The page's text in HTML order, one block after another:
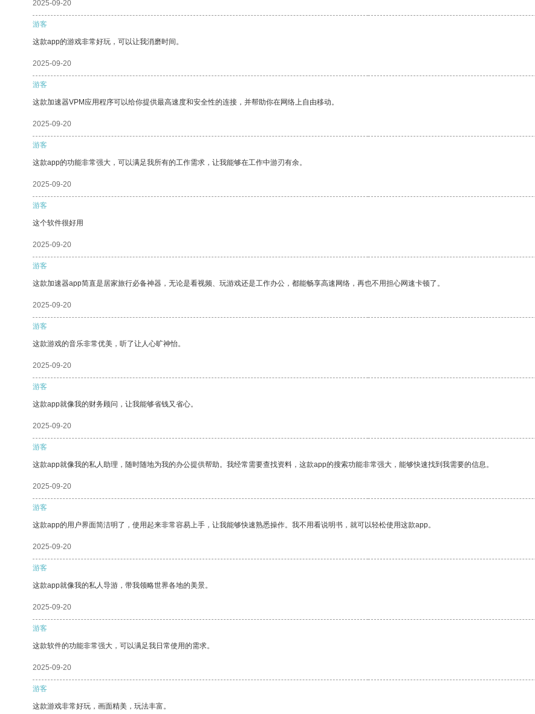
2025-09-20
游客
这款app的游戏非常好玩，可以让我消磨时间。
2025-09-20
游客
这款加速器VPM应用程序可以给你提供最高速度和安全性的连接，并帮助你在网络上自由移动。
2025-09-20
游客
这款app的功能非常强大，可以满足我所有的工作需求，让我能够在工作中游刃有余。
2025-09-20
游客
这个软件很好用
2025-09-20
游客
这款加速器app简直是居家旅行必备神器，无论是看视频、玩游戏还是工作办公，都能畅享高速网络，再也不用担心网速卡顿了。
2025-09-20
游客
这款游戏的音乐非常优美，听了让人心旷神怡。
2025-09-20
游客
这款app就像我的财务顾问，让我能够省钱又省心。
2025-09-20
游客
这款app就像我的私人助理，随时随地为我的办公提供帮助。我经常需要查找资料，这款app的搜索功能非常强大，能够快速找到我需要的信息。
2025-09-20
游客
这款app的用户界面简洁明了，使用起来非常容易上手，让我能够快速熟悉操作。我不用看说明书，就可以轻松使用这款app。
2025-09-20
游客
这款app就像我的私人导游，带我领略世界各地的美景。
2025-09-20
游客
这款软件的功能非常强大，可以满足我日常使用的需求。
2025-09-20
游客
这款游戏非常好玩，画面精美，玩法丰富。